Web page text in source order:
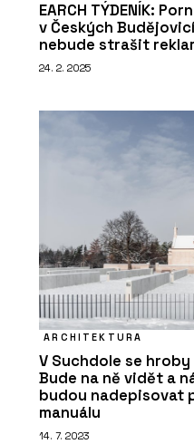
EARCH TÝDENÍK:
v Českých
nebude strašit
24. 2. 2025
ARCHITEKTURA
V Suchdole se
Bude na ně vidět a
budou nadepisovat
manuálu
14. 7. 2023